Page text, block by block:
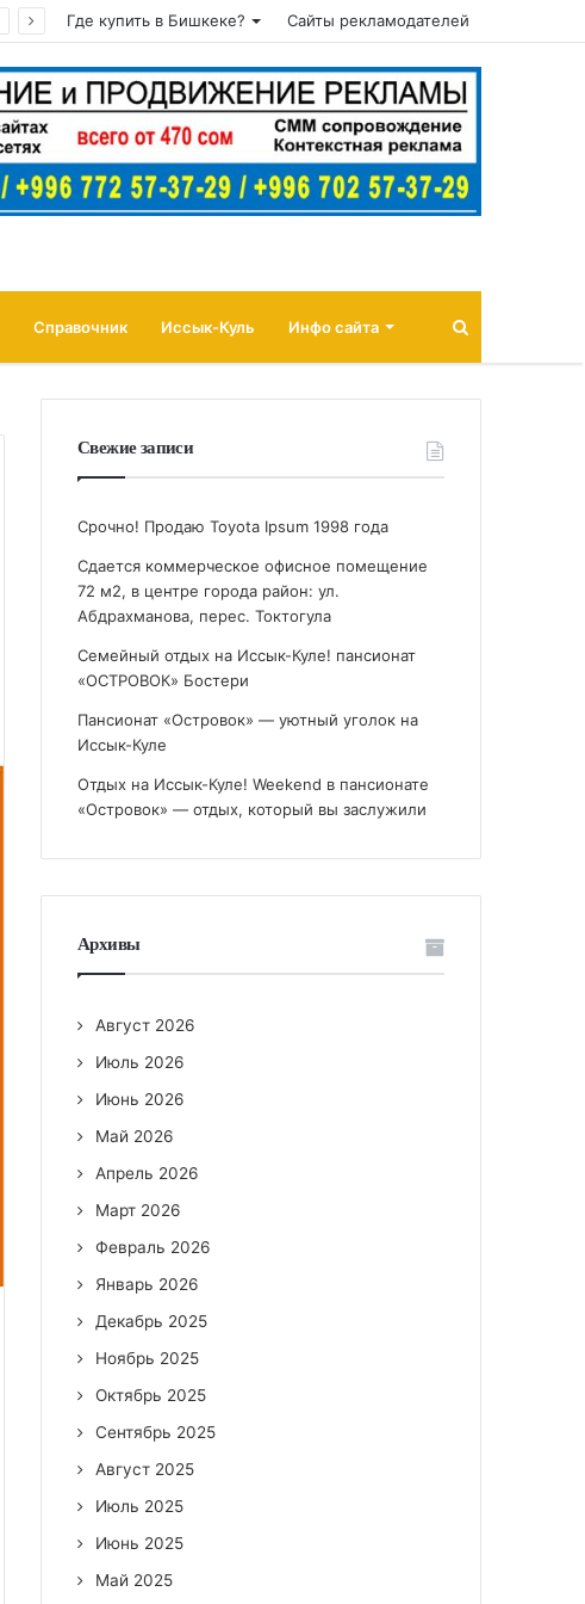
Где купить в Бишкеке? Сайты рекламодателей
Справочник Иссык-Куль Инфо сайта
Свежие записи
Срочно! Продаю Toyota Ipsum 1998 года
Сдается коммерческое офисное помещение
72 м2, в центре города район: ул.
Абдрахманова, перес. Токтогула
Семейный отдых на Иссык-Куле! пансионат
«ОСТРОВОК» Бостери
Пансионат «Островок» — уютный уголок на
Иссык-Куле
Отдых на Иссык-Куле! Weekend в пансионате
«Островок» — отдых, который вы заслужили
Архивы
Август 2026
Июль 2026
Июнь 2026
Май 2026
Апрель 2026
Март 2026
Февраль 2026
Январь 2026
Декабрь 2025
Ноябрь 2025
Октябрь 2025
Сентябрь 2025
Август 2025
Июль 2025
Июнь 2025
Май 2025